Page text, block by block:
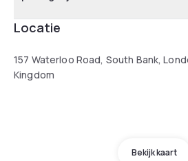
Locatie
157 Waterloo Road, South Bank,
Kingdom
Bekijk kaart